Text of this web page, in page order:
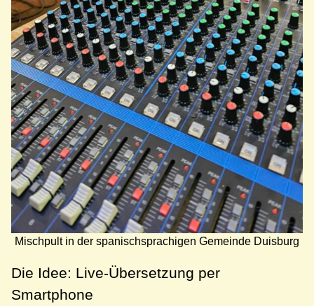
Mischpult in der spanischsprachigen Gemeinde Duisburg
Die Idee: Live-Übersetzung per
Smartphone